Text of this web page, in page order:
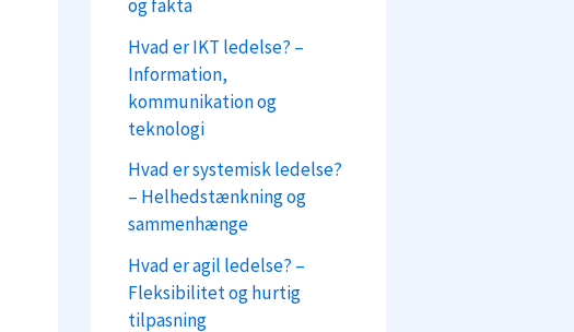
og fakta
Hvad er IKT ledelse? –
Information,
kommunikation og
teknologi
Hvad er systemisk ledelse?
– Helhedstænkning og
sammenhænge
Hvad er agil ledelse? –
Fleksibilitet og hurtig
tilpasning